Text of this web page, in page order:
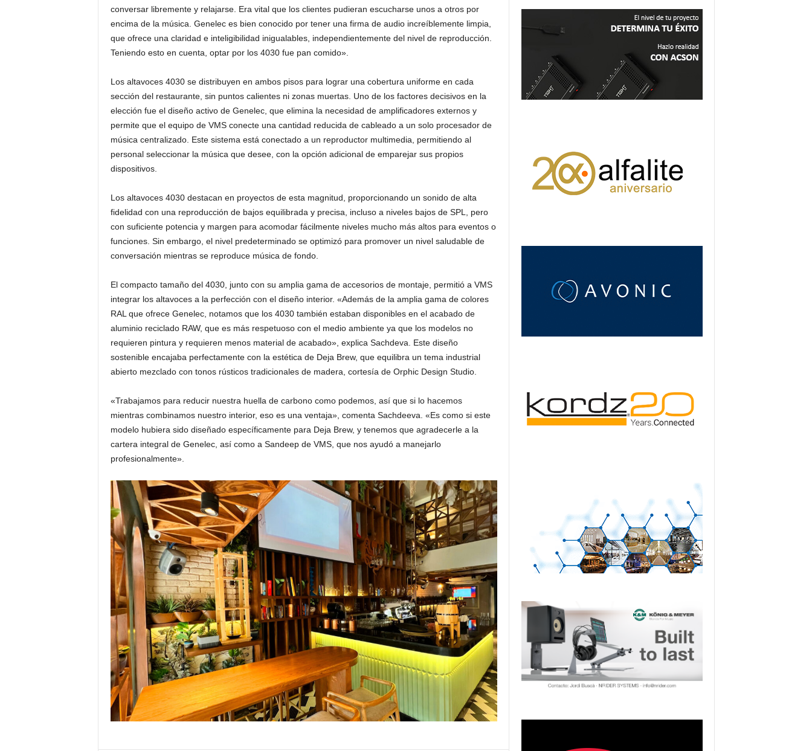
conversar libremente y relajarse. Era vital que los clientes pudieran escucharse unos a otros por
encima de la música. Genelec es bien conocido por tener una firma de audio increíblemente limpia,
que ofrece una claridad e inteligibilidad inigualables, independientemente del nivel de reproducción.
Teniendo esto en cuenta, optar por los 4030 fue pan comido».
Los altavoces 4030 se distribuyen en ambos pisos para lograr una cobertura uniforme en cada
sección del restaurante, sin puntos calientes ni zonas muertas. Uno de los factores decisivos en la
elección fue el diseño activo de Genelec, que elimina la necesidad de amplificadores externos y
permite que el equipo de VMS conecte una cantidad reducida de cableado a un solo procesador de
música centralizado. Este sistema está conectado a un reproductor multimedia, permitiendo al
personal seleccionar la música que desee, con la opción adicional de emparejar sus propios
dispositivos.
Los altavoces 4030 destacan en proyectos de esta magnitud, proporcionando un sonido de alta
fidelidad con una reproducción de bajos equilibrada y precisa, incluso a niveles bajos de SPL, pero
con suficiente potencia y margen para acomodar fácilmente niveles mucho más altos para eventos o
funciones. Sin embargo, el nivel predeterminado se optimizó para promover un nivel saludable de
conversación mientras se reproduce música de fondo.
El compacto tamaño del 4030, junto con su amplia gama de accesorios de montaje, permitió a VMS
integrar los altavoces a la perfección con el diseño interior. «Además de la amplia gama de colores
RAL que ofrece Genelec, notamos que los 4030 también estaban disponibles en el acabado de
aluminio reciclado RAW, que es más respetuoso con el medio ambiente ya que los modelos no
requieren pintura y requieren menos material de acabado», explica Sachdeva. Este diseño
sostenible encajaba perfectamente con la estética de Deja Brew, que equilibra un tema industrial
abierto mezclado con tonos rústicos tradicionales de madera, cortesía de Orphic Design Studio.
«Trabajamos para reducir nuestra huella de carbono como podemos, así que si lo hacemos
mientras combinamos nuestro interior, eso es una ventaja», comenta Sachdeeva. «Es como si este
modelo hubiera sido diseñado específicamente para Deja Brew, y tenemos que agradecerle a la
cartera integral de Genelec, así como a Sandeep de VMS, que nos ayudó a manejarlo
profesionalmente».